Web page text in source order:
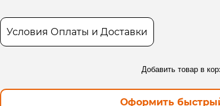
Условия Оплаты и Доставки
Добавить товар в
Оформить